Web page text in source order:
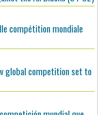
compétition mondiale
global competition set to